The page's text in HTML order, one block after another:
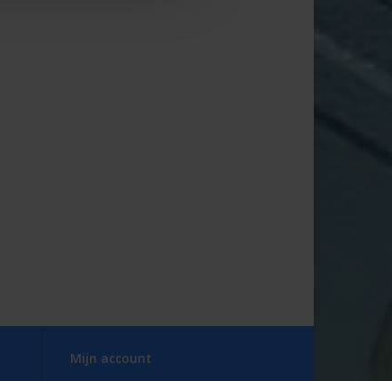
Mijn account